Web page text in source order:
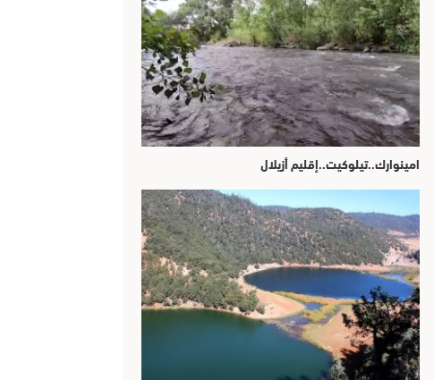
امينوارك..تيلوكيت..إقليم أزيلال